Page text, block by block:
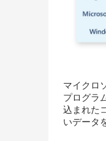
マイクロ
プログラ
込まれた
いデータ